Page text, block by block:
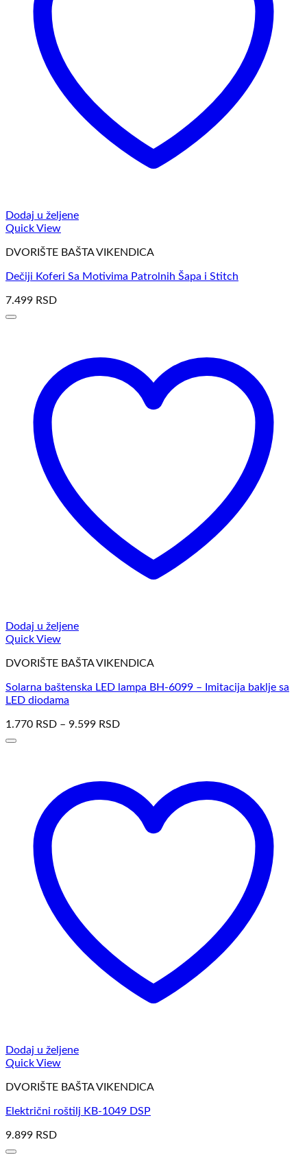
Dodaj u željene
Quick View
DVORIŠTE BAŠTA VIKENDICA
Dečiji Koferi Sa Motivima Patrolnih Šapa i Stitch
7.499 RSD
Dodaj u željene
Quick View
DVORIŠTE BAŠTA VIKENDICA
Solarna baštenska LED lampa BH-6099 – Imitacija baklje sa
LED diodama
1.770 RSD – 9.599 RSD
Dodaj u željene
Quick View
DVORIŠTE BAŠTA VIKENDICA
Električni roštilj KB-1049 DSP
9.899 RSD